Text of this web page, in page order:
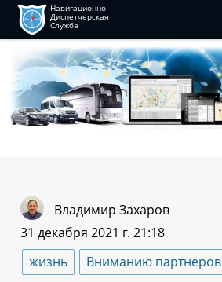
Навигационно-
Диспетчерская
Служба
Владимир Захаров
31 декабря 2021 г. 21:18
жизнь
Вниманию партнеров